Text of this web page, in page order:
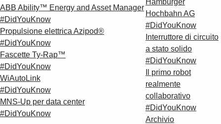
ABB Ability™ Energy and Asset Manager
#DidYouKnow
Propulsione elettrica Azipod®
#DidYouKnow
Fascette Ty-Rap™
#DidYouKnow
WiAutoLink
#DidYouKnow
MNS-Up per data center
#DidYouKnow
Hochbahn AG
#DidYouKnow
Interruttore di circuito
a stato solido
#DidYouKnow
Il primo robot
realmente
collaborativo
#DidYouKnow
Archivio